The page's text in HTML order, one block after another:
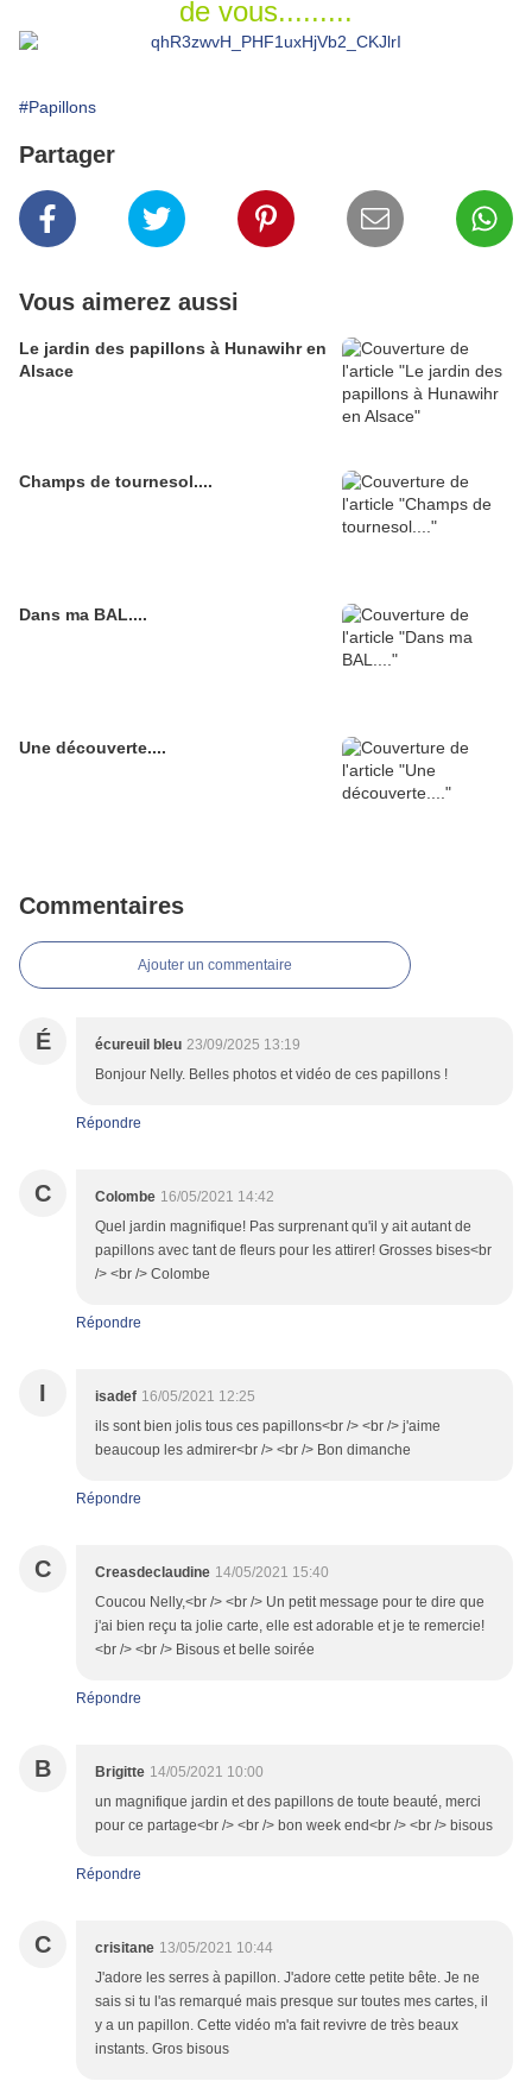
de vous.........
#Papillons
Partager
Vous aimerez aussi
Le jardin des papillons à Hunawihr en
Alsace
Champs de tournesol....
Dans ma BAL....
Une découverte....
Commentaires
Ajouter un commentaire
É écureuil bleu 23/09/2025 13:19
Bonjour Nelly. Belles photos et vidéo de ces papillons !
Répondre
C Colombe 16/05/2021 14:42
Quel jardin magnifique! Pas surprenant qu'il y ait autant de
papillons avec tant de fleurs pour les attirer! Grosses bises<br
/> <br /> Colombe
Répondre
I isadef 16/05/2021 12:25
ils sont bien jolis tous ces papillons<br /> <br /> j'aime
beaucoup les admirer<br /> <br /> Bon dimanche
Répondre
C Creasdeclaudine 14/05/2021 15:40
Coucou Nelly,<br /> <br /> Un petit message pour te dire que
j'ai bien reçu ta jolie carte, elle est adorable et je te remercie!
<br /> <br /> Bisous et belle soirée
Répondre
B Brigitte 14/05/2021 10:00
un magnifique jardin et des papillons de toute beauté, merci
pour ce partage<br /> <br /> bon week end<br /> <br /> bisous
Répondre
C crisitane 13/05/2021 10:44
J'adore les serres à papillon. J'adore cette petite bête. Je ne
sais si tu l'as remarqué mais presque sur toutes mes cartes, il
y a un papillon. Cette vidéo m'a fait revivre de très beaux
instants. Gros bisous